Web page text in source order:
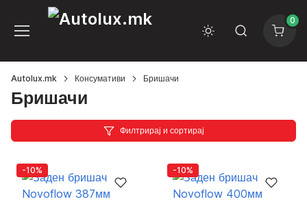
0
Autolux.mk Консумативи Бришачи
Бришачи
Филтрирај и сортирај
-10% -10%